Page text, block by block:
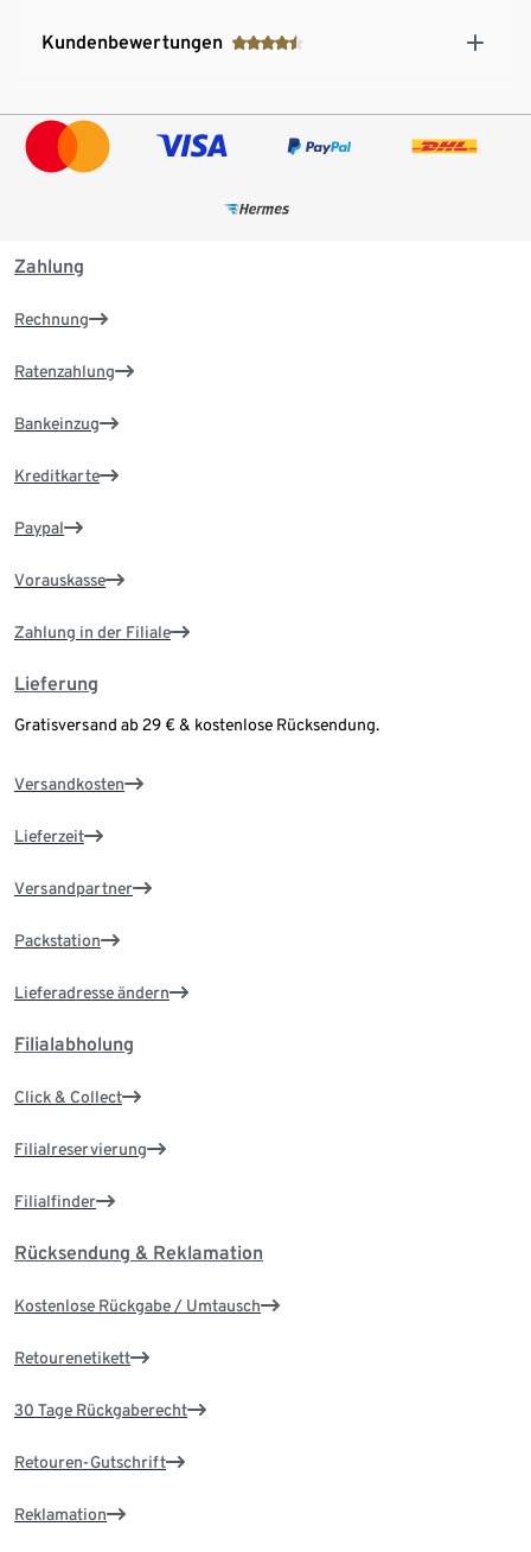
Kundenbewertungen
Zahlung
Rechnung
Ratenzahlung
Bankeinzug
Kreditkarte
Paypal
Vorauskasse
Zahlung in der Filiale
Lieferung
Gratisversand ab 29 € & kostenlose Rücksendung.
Versandkosten
Lieferzeit
Versandpartner
Packstation
Lieferadresse ändern
Filialabholung
Click & Collect
Filialreservierung
Filialfinder
Rücksendung & Reklamation
Kostenlose Rückgabe / Umtausch
Retourenetikett
30 Tage Rückgaberecht
Retouren-Gutschrift
Reklamation